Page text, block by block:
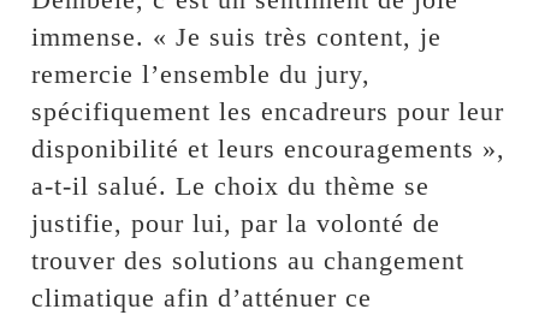
immense. « Je suis très content, je
remercie l’ensemble du jury,
spécifiquement les encadreurs pour leur
disponibilité et leurs encouragements »,
a-t-il salué. Le choix du thème se
justifie, pour lui, par la volonté de
trouver des solutions au changement
climatique afin d’atténuer ce